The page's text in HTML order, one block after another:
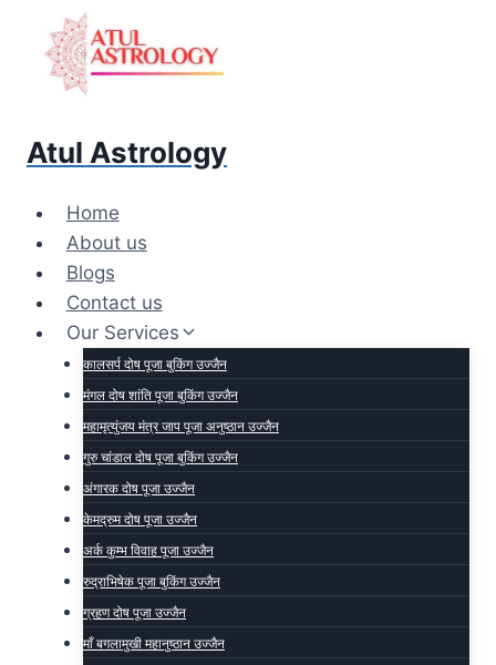
Atul Astrology
Home
About us
Blogs
Contact us
Our Services
कालसर्प दोष पूजा बुकिंग उज्जैन
मंगल दोष शांति पूजा बुकिंग उज्जैन​
महामृत्युंजय मंत्र जाप पूजा अनुष्ठान उज्जैन
गुरु चांडाल दोष पूजा बुकिंग उज्जैन
अंगारक दोष पूजा उज्जैन
केमद्रुम दोष पूजा उज्जैन
अर्क कुम्भ विवाह पूजा उज्जैन
रुद्राभिषेक पूजा बुकिंग उज्जैन
ग्रहण दोष पूजा उज्जैन
माँ बगलामुखी महानुष्ठान उज्जैन